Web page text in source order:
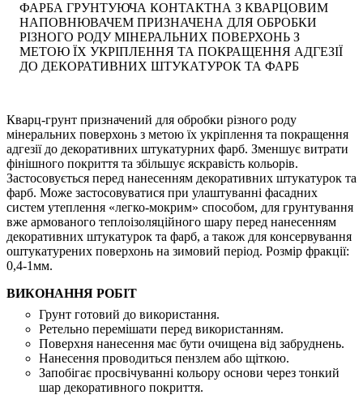
ФАРБА ГРУНТУЮЧА КОНТАКТНА З КВАРЦОВИМ
НАПОВНЮВАЧЕМ ПРИЗНАЧЕНА ДЛЯ ОБРОБКИ
РІЗНОГО РОДУ МІНЕРАЛЬНИХ ПОВЕРХОНЬ З
МЕТОЮ ЇХ УКРІПЛЕННЯ ТА ПОКРАЩЕННЯ АДГЕЗІЇ
ДО ДЕКОРАТИВНИХ ШТУКАТУРОК ТА ФАРБ
Кварц-грунт призначений для обробки різного роду
мінеральних поверхонь з метою їх укріплення та покращення
адгезії до декоративних штукатурних фарб. Зменшує витрати
фінішного покриття та збільшує яскравість кольорів.
Застосовується перед нанесенням декоративних штукатурок та
фарб. Може застосовуватися при улаштуванні фасадних
систем утеплення «легко-мокрим» способом, для грунтування
вже армованого теплоізоляційного шару перед нанесенням
декоративних штукатурок та фарб, а також для консервування
оштукатурених поверхонь на зимовий період. Розмір фракції:
0,4-1мм.
ВИКОНАННЯ РОБІТ
Грунт готовий до використання.
Ретельно перемішати перед використанням.
Поверхня нанесення має бути очищена від забруднень.
Нанесення проводиться пензлем або щіткою.
Запобігає просвічуванні кольору основи через тонкий
шар декоративного покриття.